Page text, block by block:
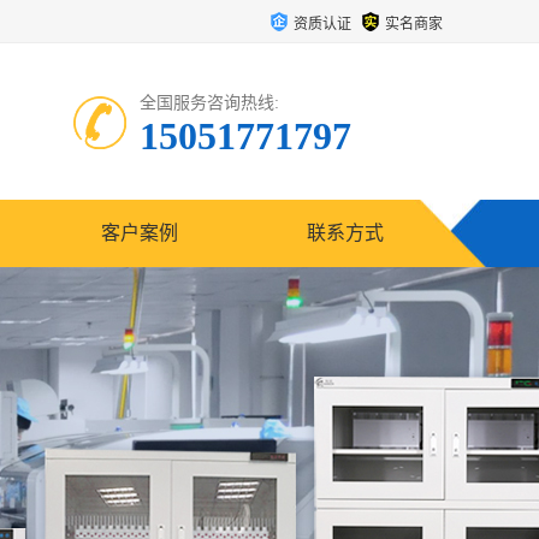
资质认证 实名商家
全国服务咨询热线:
15051771797
客户案例 联系方式